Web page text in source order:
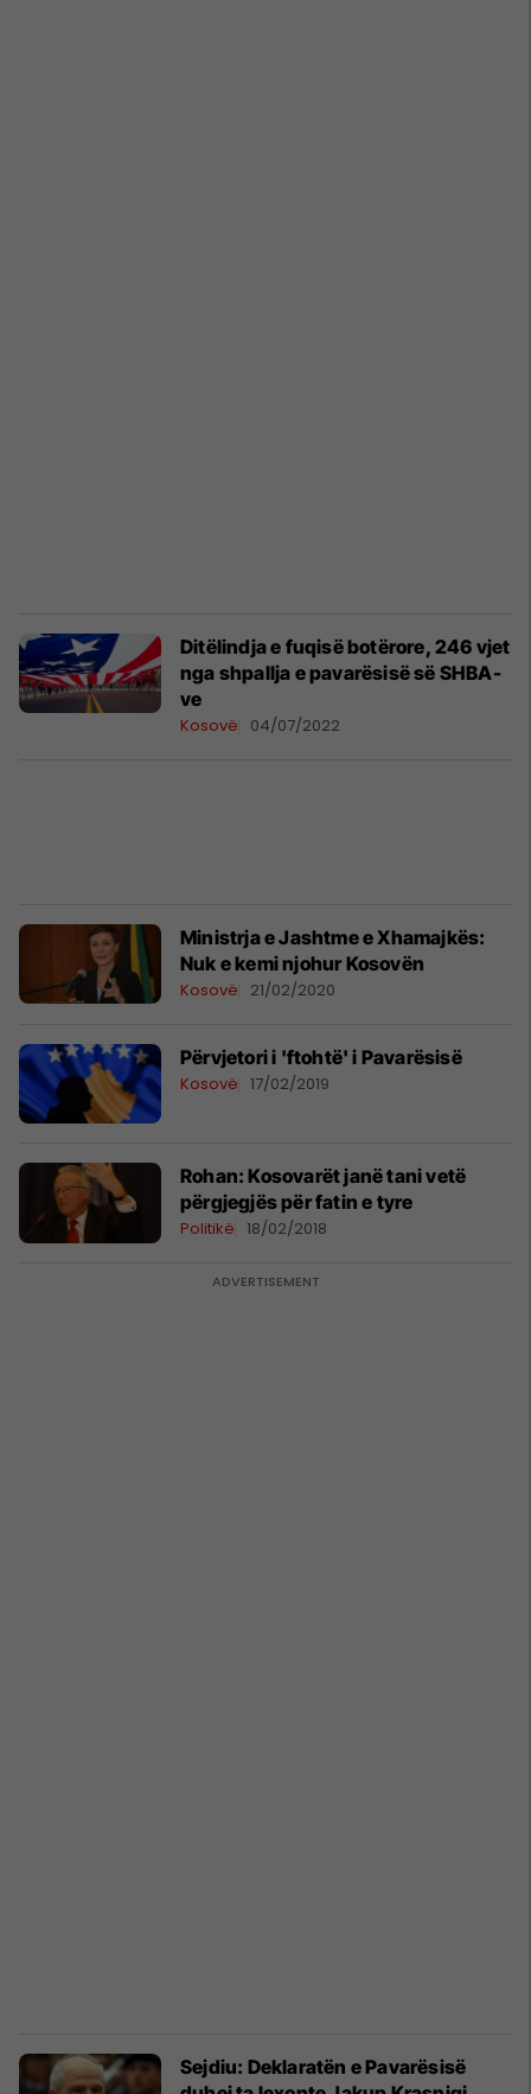
Ditëlindja e fuqisë botërore, 246 vjet
nga shpallja e pavarësisë së SHBA-
ve
Kosovë 04/07/2022
Ministrja e Jashtme e Xhamajkës:
Nuk e kemi njohur Kosovën
Kosovë 21/02/2020
Përvjetori i 'ftohtë' i Pavarësisë
Kosovë 17/02/2019
Rohan: Kosovarët janë tani vetë
përgjegjës për fatin e tyre
Politikë 18/02/2018
Sejdiu: Deklaratën e Pavarësisë